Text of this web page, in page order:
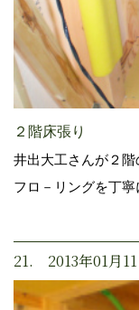
２階床張り
井出大工さんが２
フロ－リングを丁寧
21. 2013年01月11